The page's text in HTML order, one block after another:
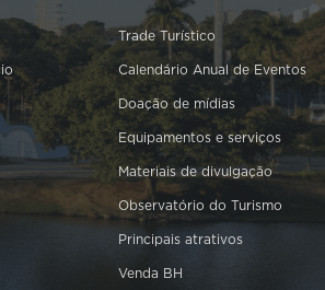
Trade Turístico
Calendário Anual de Eventos
Doação de mídias
Equipamentos e serviços
Materiais de divulgação
Observatório do Turismo
Principais atrativos
Venda BH